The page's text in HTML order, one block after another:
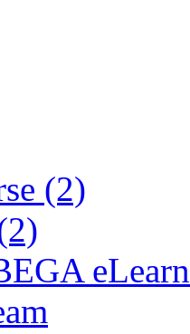
(2)